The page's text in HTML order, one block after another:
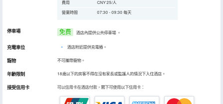
費用
CNY 25/人
營業時間
07:30 - 09:30 每天
停車場 免费 酒店內提供公共停車場 。
充電車位 • 酒店附近提供充電樁。
寵物 不可攜帶寵物。
年齡限制 18歲以下的房客不得在沒有家長或監護人的情況下入住酒店。
接受信用卡 可以信用卡在酒店付款，閣下可使用以下信用卡：